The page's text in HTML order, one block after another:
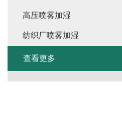
高压喷雾加湿
纺织厂喷雾加湿
查看更多